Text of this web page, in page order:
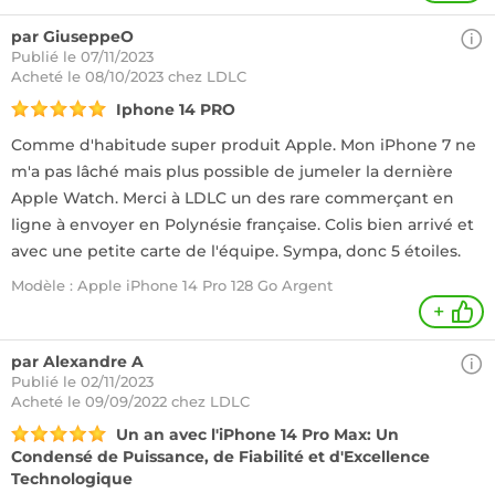
par GiuseppeO
Publié le 07/11/2023
Acheté le 08/10/2023 chez LDLC
Iphone 14 PRO
Comme d'habitude super produit Apple. Mon iPhone 7 ne
m'a pas lâché mais plus possible de jumeler la dernière
Apple Watch. Merci à LDLC un des rare commerçant en
ligne à envoyer en Polynésie française. Colis bien arrivé et
avec une petite carte de l'équipe. Sympa, donc 5 étoiles.
Modèle : Apple iPhone 14 Pro 128 Go Argent
+
par Alexandre A
Publié le 02/11/2023
Acheté le 09/09/2022 chez LDLC
Un an avec l'iPhone 14 Pro Max: Un
Condensé de Puissance, de Fiabilité et d'Excellence
Technologique